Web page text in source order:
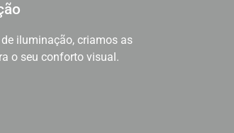
iluminação, criamos as
o seu conforto visual.